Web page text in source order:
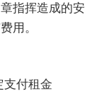
指挥造成的安
用。
付租金